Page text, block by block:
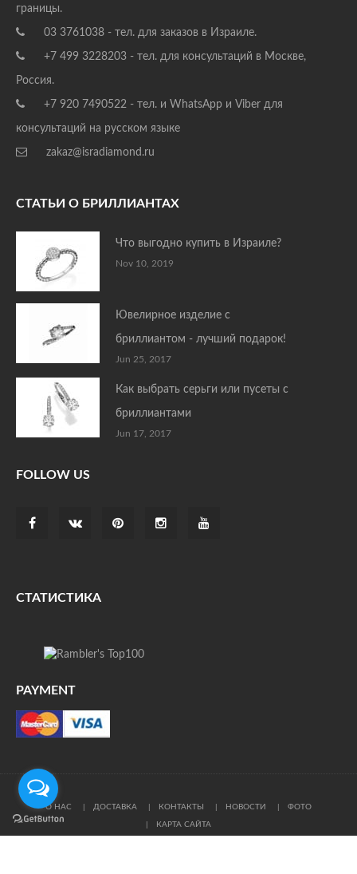
границы.
03 3761038 - тел. для заказов в Израиле.
+7 499 3228203 - тел. для консультаций в Москве,
Россия.
+7 920 7490522 - тел. и WhatsApp и Viber для
консультаций на русском языке
zakaz@isradiamond.ru
СТАТЬИ О БРИЛЛИАНТАХ
Что выгодно купить в Израиле?
Nov 10, 2019
Ювелирное изделие с
бриллиантом - лучший подарок!
Jun 25, 2017
Как выбрать серьги или пусеты с
бриллиантами
Jun 17, 2017
FOLLOW US
СТАТИСТИКА
PAYMENT
О НАС ДОСТАВКА КОНТАКТЫ НОВОСТИ ФОТО
КАРТА САЙТА